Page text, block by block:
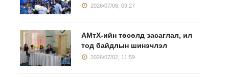
2026/07/06, 09:27
АМтХ-ийн төсөлд засаглал, ил
тод байдлын шинэчлэл
2026/07/02, 11:59